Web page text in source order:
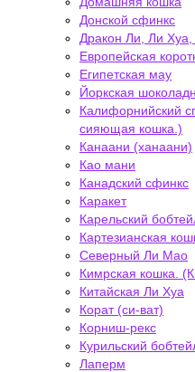
Донской сфинкс
Дракон Ли, Ли
Европейская
Египетская мау
Йоркская
Калифорнийский
сияющая кошка.)
Канаани (ханаани)
Као мани
Канадский сфинкс
Каракет
Карельский
Картезианская
Северный Ли Мао
Кимрская кошка.
Китайская Ли Хуа
Корат (си-ват)
Корниш-рекс
Курильский
Лаперм